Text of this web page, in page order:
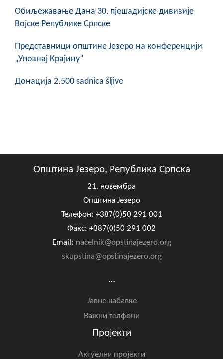
Пољопривреда
Туризам
Спорт
ЦИВИЛНА ЗАШТИТА
Обиљежавање Данa 30. пјешадијске дивизије
Војске Републике Српске
Представници општине Језеро на конференцији
„Упознај Крајину“
Донација 2.500 sadnica šljive
Општина Језеро, Република Српска
21. новембра
Општина Језеро
Телефон: +387(0)50 291 001
Факс: +387(0)50 291 002
Email: nacelnik@opstinajezero.org
skupstina@opstinajezero.org
...
Јавне набавке
Важни телфони
Пројекти
Актуелни пројекти